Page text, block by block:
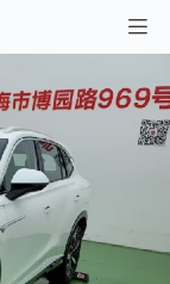
